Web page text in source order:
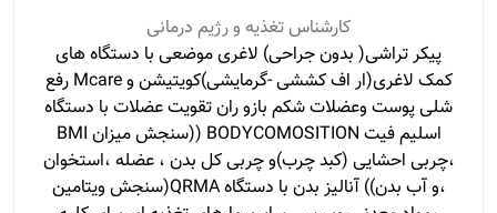
کارشناس تغذیه و رژیم درمانی
پیکر تراشی( بدون جراحی) لاغری موضعی با دستگاه های
کمک لاغری(ار اف کششی -گرمایشی)کویتیشن و Mcare رفع
شلی پوست وعضلات شکم بازو ران تقویت عضلات با دستگاه
اسلیم فیت BODYCOMOSITION ((سنجش میزان BMI
،چربی احشایی (کبد چرب)و چربی کل بدن ، عضله ،استخوان
،و آب بدن)) آنالیز بدن با دستگاه QRMA(سنجش ویتامین